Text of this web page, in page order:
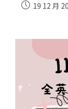
19 12 月